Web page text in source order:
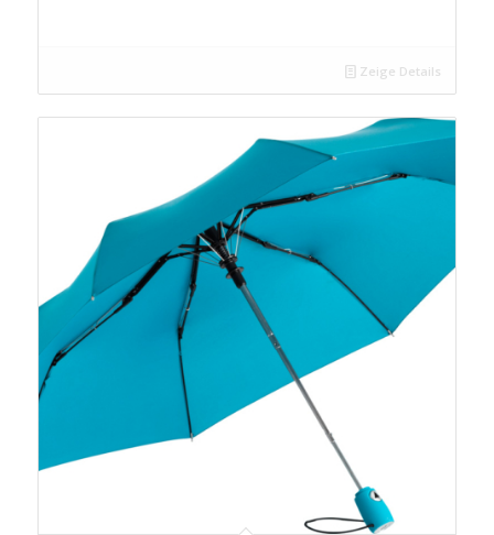
Zeige Details